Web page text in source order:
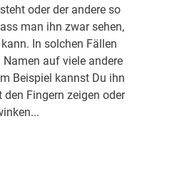
oder der andere so
man ihn zwar sehen,
In solchen Fällen
auf viele andere
Beispiel kannst Du ihn
Fingern zeigen oder